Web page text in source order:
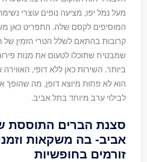
מעל נמל יפו, מציעה נופים עוצרי
המוסיפים לקסם שלה. התפריט כאן
קרובות בהתאם לשלל הטרי הזמין של
שמבטיח שתוכלו לטעום את מנות
ביותר. השירות כאן ללא דופי, האווירה
הוא לא פחות מיוצא דופן, מה שהופך
לבילוי ערב מיוחד בתל אביב.
סצנת הברים התוססת
אביב- בה משקאות
זורמים בחופשיות